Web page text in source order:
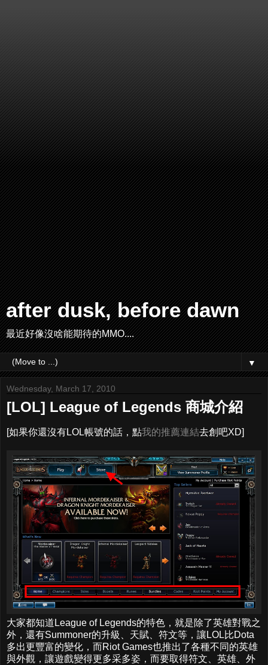
after dusk, before dawn
最近好像沒啥能期待的MMO....
▼
Wednesday, March 17, 2010
[LOL] League of Legends 商城介紹
[如果你還沒有LOL帳號的話，點我的推薦連結去創吧XD]
大家都知道League of Legends的特色，就是除了英雄對戰之
外，還有Summoner的升級、天賦、符文等，讓LOL比Dota
多出更豐富的變化，而Riot Games也推出了各種不同的英雄
與外觀，讓遊戲變得更多采多姿，而要取得符文、英雄、外